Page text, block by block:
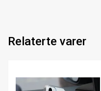
Relaterte varer